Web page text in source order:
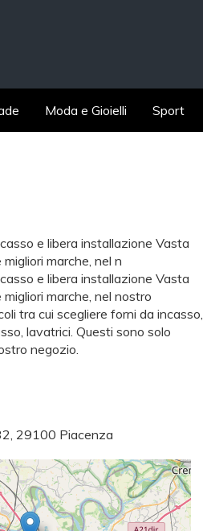
Moda e Gioielli Sport
e libera installazione Vasta
marche, nel n
e libera installazione Vasta
marche, nel nostro
tra cui scegliere forni da incasso,
lavatrici. Questi sono solo
negozio.
29100 Piacenza